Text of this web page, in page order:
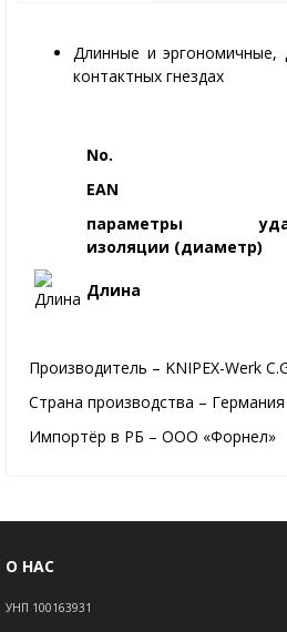
Длинные и эргономичные,
контактных гнездах
No.
EAN
параметры
изоляции (диаметр)
Длина
Производитель – KNIPEX-Werk
Страна производства – Германия
Импортёр в РБ – ООО «Форнел»
О НАС
УНП 100163931